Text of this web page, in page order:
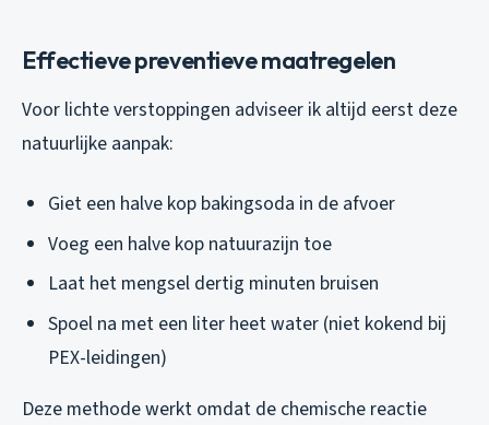
Effectieve preventieve maatregelen
Voor lichte verstoppingen adviseer ik altijd eerst deze
natuurlijke aanpak:
Giet een halve kop bakingsoda in de afvoer
Voeg een halve kop natuurazijn toe
Laat het mengsel dertig minuten bruisen
Spoel na met een liter heet water (niet kokend bij
PEX-leidingen)
Deze methode werkt omdat de chemische reactie